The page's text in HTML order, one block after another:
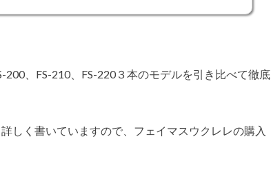
、FS-210、FS-220３本のモデルを引き比べて徹底
しく書いていますので、フェイマスウクレレの購入